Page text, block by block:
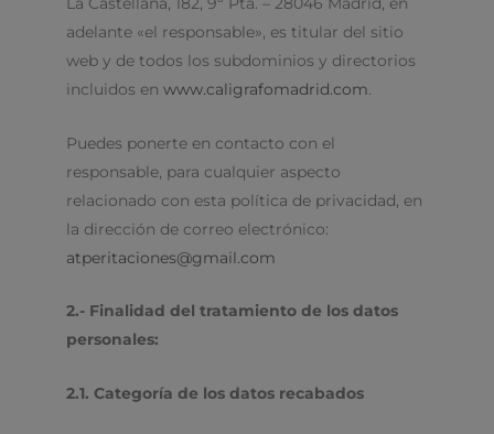
adelante «el responsable», es titular del sitio
web y de todos los subdominios y directorios
incluidos en www.caligrafomadrid.com.
Puedes ponerte en contacto con el
responsable, para cualquier aspecto
relacionado con esta política de privacidad, en
la dirección de correo electrónico:
atperitaciones@gmail.com
2.- Finalidad del tratamiento de los datos
personales:
2.1. Categoría de los datos recabados